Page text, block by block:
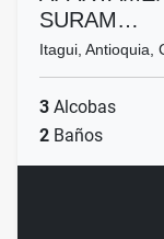
SURAM…
Itagui, Antioquia,
3 Alcobas
2 Baños